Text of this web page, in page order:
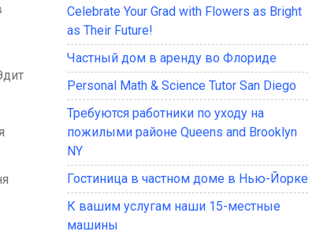
Celebrate Your Grad with Flowers as Bright
as Their Future!
Частный дом в аренду во Флориде
Personal Math & Science Tutor San Diego
Требуются работники по уходу на
пожилыми районе Queens and Brooklyn
NY
Гостиница в частном доме в Нью-Йорке
К вашим услугам наши 15-местные
машины